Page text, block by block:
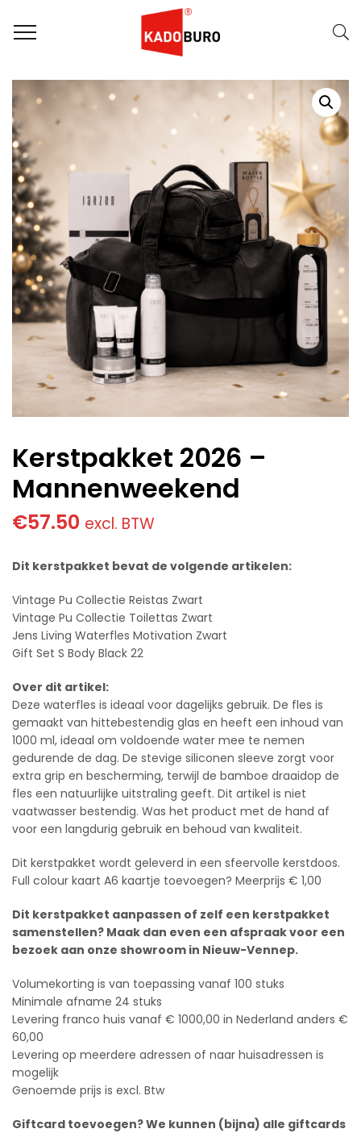
Home
Kerstpakketten
Kerstpakket 2026 – Mannenweekend
Kerstpakket 2026 –
Mannenweekend
€57.50 excl. BTW
Dit kerstpakket bevat de volgende artikelen:
Vintage Pu Collectie Reistas Zwart
Vintage Pu Collectie Toilettas Zwart
Jens Living Waterfles Motivation Zwart
Gift Set S Body Black 22
Over dit artikel:
Deze waterfles is ideaal voor dagelijks gebruik. De fles is
gemaakt van hittebestendig glas en heeft een inhoud van
1000 ml, ideaal om voldoende water mee te nemen
gedurende de dag. De stevige siliconen sleeve zorgt voor
extra grip en bescherming, terwijl de bamboe draaidop de
fles een natuurlijke uitstraling geeft. Dit artikel is niet
vaatwasser bestendig. Was het product met de hand af
voor een langdurig gebruik en behoud van kwaliteit.
Dit kerstpakket wordt geleverd in een sfeervolle kerstdoos.
Full colour kaart A6 kaartje toevoegen? Meerprijs € 1,00
Dit kerstpakket aanpassen of zelf een kerstpakket
samenstellen? Maak dan even een afspraak voor een
bezoek aan onze showroom in Nieuw-Vennep.
Volumekorting is van toepassing vanaf 100 stuks
Minimale afname 24 stuks
Levering franco huis vanaf € 1000,00 in Nederland anders €
60,00
Levering op meerdere adressen of naar huisadressen is
mogelijk
Genoemde prijs is excl. Btw
Giftcard toevoegen? We kunnen (bijna) alle giftcards